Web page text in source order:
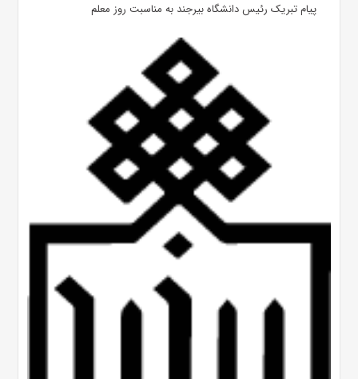
پیام تبریک رئیس دانشگاه بیرجند به مناسبت روز معلم